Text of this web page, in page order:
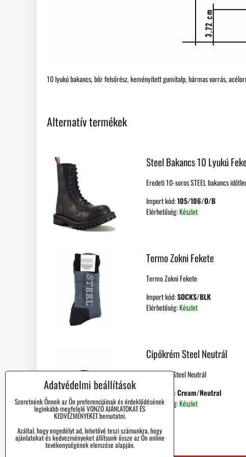
10 lyukú bakancs, bőr felsőrész, keményített gumitalp, hármas varrás,
Alternatív termékek
Steel Bakancs 10 Lyukú
Eredeti 10-soros STEEL bakancs
Import kód:105/106/O/B
Elérhetőség:Készlet
Termo Zokni Fekete
Termo Zokni Fekete
Import kód:SOCKS/BLK
Elérhetőség:Készlet
Cipőkrém Steel Neutrál
Cipőkrém Steel Neutrál
Import kód:Cream/Neutral
Elérhetőség:Készlet
Adatvédelmi beállítások
Szeretnénk Önnek az Ön preferenciáinak és érdeklődésének
leginkább megfelelő VONZÓ AJÁNLATOKAT ÉS
KEDVEZMÉNYEKET bemutatni.
Azáltal, hogy engedélyt ad, lehetővé teszi számunkra, hogy
ajánlatokat és kedvezményeket állítsunk össze az Ön online
tevékenységének elemzése alapján.